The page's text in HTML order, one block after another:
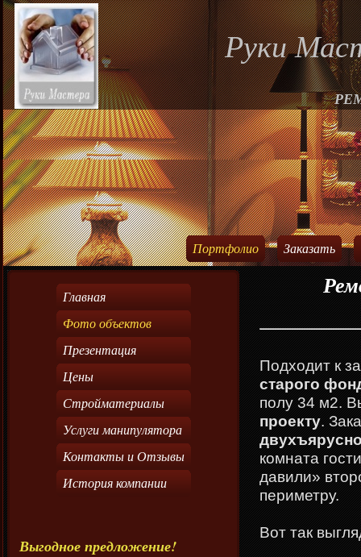
Руки
Портфолио Заказать
Главная
Фото объектов
Презентация
Цены
Стройматериалы
Услуги манипулятора
Контакты и Отзывы
История компании
Выгодное предложение!
Подходит к
старого
полу 34 м2.
проекту.
комната
давили»
периметру.
Вот так